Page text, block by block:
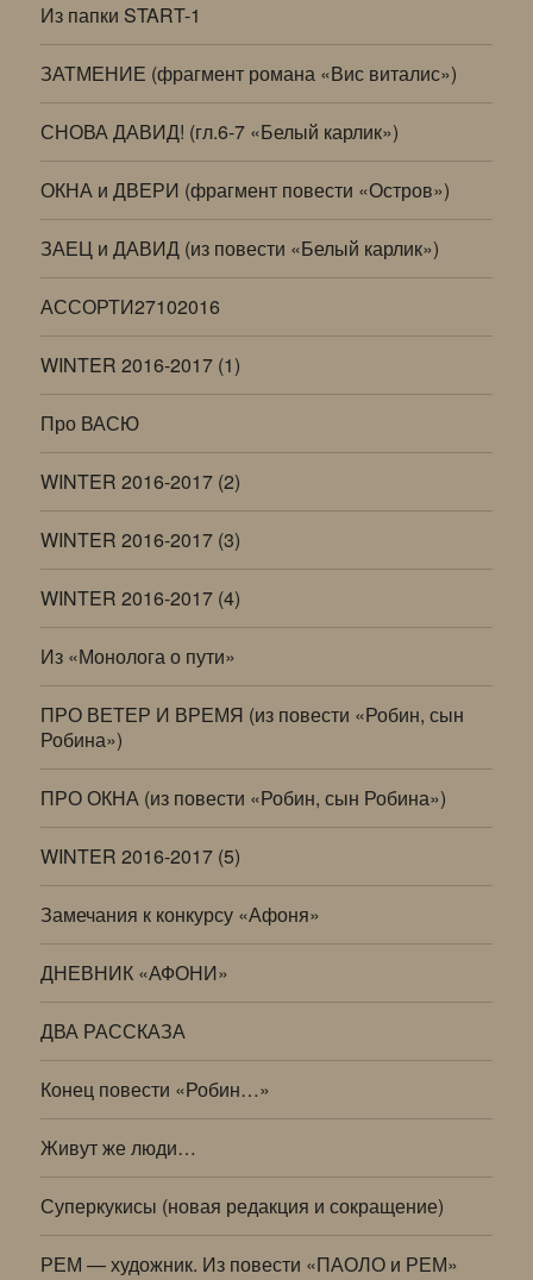
Из папки START-1
ЗАТМЕНИЕ (фрагмент романа «Вис виталис»)
СНОВА ДАВИД! (гл.6-7 «Белый карлик»)
ОКНА и ДВЕРИ (фрагмент повести «Остров»)
ЗАЕЦ и ДАВИД (из повести «Белый карлик»)
АССОРТИ27102016
WINTER 2016-2017 (1)
Про ВАСЮ
WINTER 2016-2017 (2)
WINTER 2016-2017 (3)
WINTER 2016-2017 (4)
Из «Монолога о пути»
ПРО ВЕТЕР И ВРЕМЯ (из повести «Робин, сын
Робина»)
ПРО ОКНА (из повести «Робин, сын Робина»)
WINTER 2016-2017 (5)
Замечания к конкурсу «Афоня»
ДНЕВНИК «АФОНИ»
ДВА РАССКАЗА
Конец повести «Робин…»
Живут же люди…
Суперкукисы (новая редакция и сокращение)
РЕМ — художник. Из повести «ПАОЛО и РЕМ»